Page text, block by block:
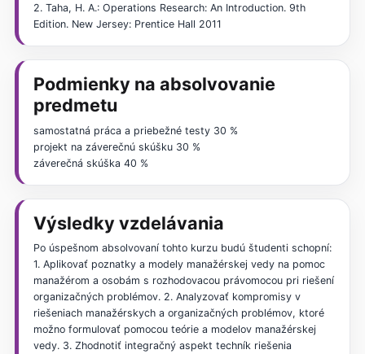
2. Taha, H. A.: Operations Research: An Introduction. 9th
Edition. New Jersey: Prentice Hall 2011
Podmienky na absolvovanie
predmetu
samostatná práca a priebežné testy 30 %
projekt na záverečnú skúšku 30 %
záverečná skúška 40 %
Výsledky vzdelávania
Po úspešnom absolvovaní tohto kurzu budú študenti schopní:
1. Aplikovať poznatky a modely manažérskej vedy na pomoc
manažérom a osobám s rozhodovacou právomocou pri riešení
organizačných problémov. 2. Analyzovať kompromisy v
riešeniach manažérskych a organizačných problémov, ktoré
možno formulovať pomocou teórie a modelov manažérskej
vedy. 3. Zhodnotiť integračný aspekt techník riešenia